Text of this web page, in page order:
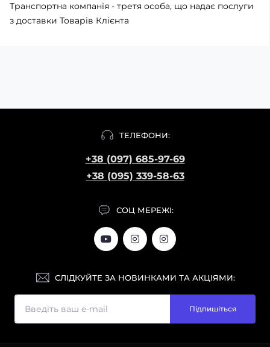
Транспортна компанія - третя особа, що надає послуги
з доставки Товарів Клієнта
ТЕЛЕФОНИ:
+38 (097) 685-97-69
+38 (095) 339-58-63
СОЦ МЕРЕЖІ:
СЛІДКУЙТЕ ЗА НОВИНКАМИ ТА АКЦІЯМИ:
Підпишіться